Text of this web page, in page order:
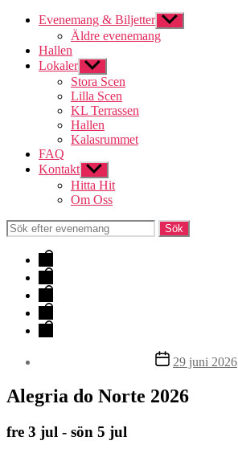
Evenemang & Biljetter Visa
undermeny
Äldre evenemang
Hallen
Lokaler Visa
undermeny
Stora Scen
Lilla Scen
KL Terrassen
Hallen
Kalasrummet
FAQ
Kontakt Visa
undermeny
Hitta Hit
Om Oss
Evenemang
&
Biljetter
Hallen
Lokaler
FAQ
Kontakt
Inläggsdatum
29 juni 2026
Alegria do Norte 2026
fre 3 jul - sön 5 jul